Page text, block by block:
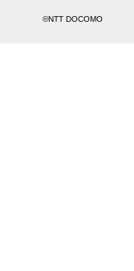
©NTT DOCOMO